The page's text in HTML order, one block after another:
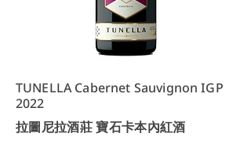
TUNELLA Cabernet Sauvignon IGP
2022
拉圖尼拉酒莊 寶石卡本內紅酒